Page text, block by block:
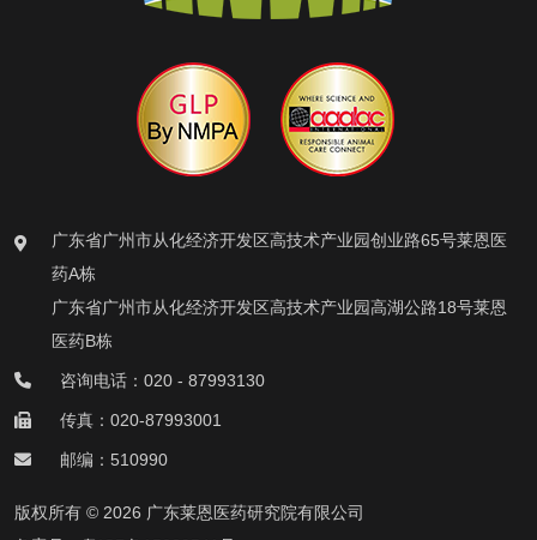
广东省广州市从化经济开发区高技术产业园创业路65号莱恩医
药A栋
广东省广州市从化经济开发区高技术产业园高湖公路18号莱恩
医药B栋
咨询电话：020 - 87993130
传真：020-87993001
邮编：510990
版权所有 © 2026 广东莱恩医药研究院有限公司